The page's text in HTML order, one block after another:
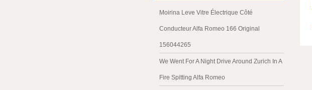
Moirina Leve Vitre Électrique Côté
Conducteur Alfa Romeo 166 Original
156044265
We Went For A Night Drive Around Zurich In A
Fire Spitting Alfa Romeo